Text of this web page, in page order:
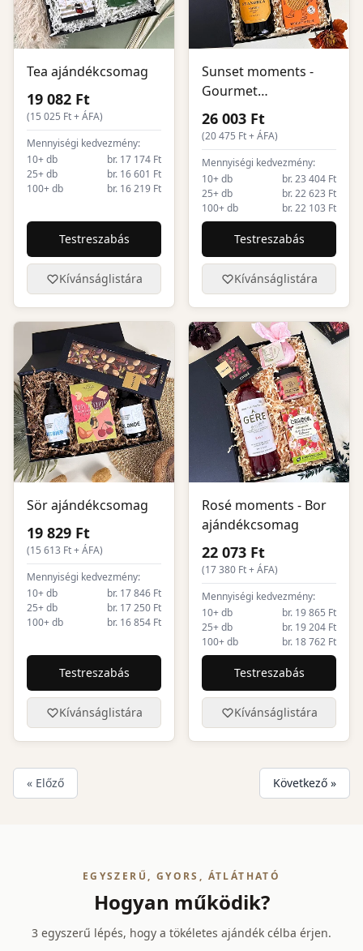
Tea ajándékcsomag
19 082 Ft
(15 025 Ft + ÁFA)
Mennyiségi kedvezmény:
10+ db
br. 17 174 Ft
25+ db
br. 16 601 Ft
100+ db
br. 16 219 Ft
Testreszabás
Kívánságlistára
Sunset moments -
Gourmet
ajándékcsomag
26 003 Ft
(20 475 Ft + ÁFA)
Mennyiségi kedvezmény:
10+ db
br. 23 404 Ft
25+ db
br. 22 623 Ft
100+ db
br. 22 103 Ft
Testreszabás
Kívánságlistára
Sör ajándékcsomag
19 829 Ft
(15 613 Ft + ÁFA)
Mennyiségi kedvezmény:
10+ db
br. 17 846 Ft
25+ db
br. 17 250 Ft
100+ db
br. 16 854 Ft
Testreszabás
Kívánságlistára
Rosé moments - Bor
ajándékcsomag
22 073 Ft
(17 380 Ft + ÁFA)
Mennyiségi kedvezmény:
10+ db
br. 19 865 Ft
25+ db
br. 19 204 Ft
100+ db
br. 18 762 Ft
Testreszabás
Kívánságlistára
« Előző Következő »
EGYSZERŰ, GYORS, ÁTLÁTHATÓ
Hogyan működik?
3 egyszerű lépés, hogy a tökéletes ajándék célba érjen.